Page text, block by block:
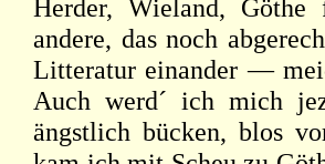
Herder, Wieland,
andere, das noch
Litteratur einander —
Auch werd´ ich mich
ängstlich bücken, blos